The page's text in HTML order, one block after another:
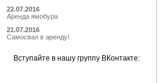
22.07.2016
Аренда ямобура
21.07.2016
Самосвал в аренду!
Вступайте в нашу группу ВКонтакте: